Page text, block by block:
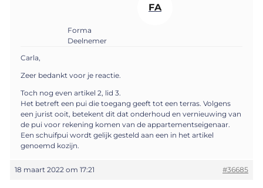
FA
Forma
Deelnemer
Carla,
Zeer bedankt voor je reactie.
Toch nog even artikel 2, lid 3.
Het betreft een pui die toegang geeft tot een terras. Volgens
een jurist ooit, betekent dit dat onderhoud en vernieuwing van
de pui voor rekening komen van de appartementseigenaar.
Een schuifpui wordt gelijk gesteld aan een in het artikel
genoemd kozijn.
18 maart 2022 om 17:21 #36685